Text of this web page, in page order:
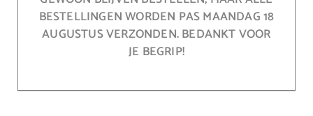
BESTELLINGEN WORDEN PAS MAANDAG 18
AUGUSTUS VERZONDEN. BEDANKT VOOR
JE BEGRIP!